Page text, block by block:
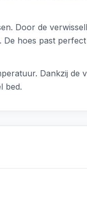
Door de
hoes past
Dankzij de
bed.